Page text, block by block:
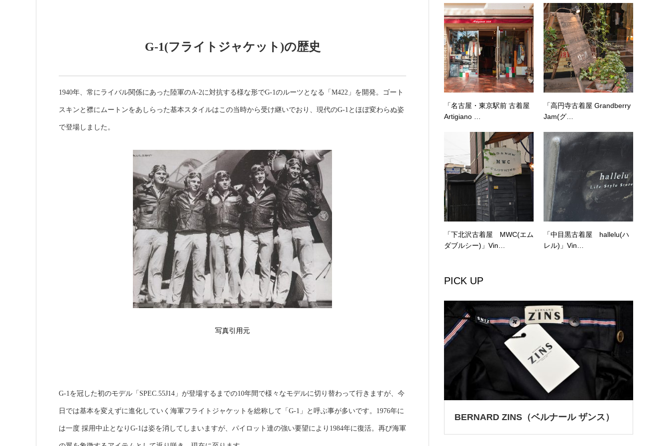
G-1(フライトジャケット)の歴史
1940年、常にライバル関係にあった陸軍のA-2に対抗する様な形でG-1のルーツとなる「M422 」を開発。 ゴート
スキンと襟にムートンをあしらった基本スタイルはこの当時から受け継いでおり、 現代のG-1 とほぼ変わらぬ姿
で登場しました。
写真引用元
G-1を冠した初のモデル「SPEC.55J14」が登場するまでの10年間で様々なモデルに切り替わって行きますが、今
日では基本を変えずに進化していく海軍フライトジャケットを総称して「G-1」と呼ぶ事が多いです。1976年に
は一度 採用中止となりG-1は姿を消してしまいますが、 パイロット達の強い要望により 1984年に復活。 再び海軍
「名古屋・東京駅前 古着屋
Artigiano …
「高円寺古着屋 Grandberry
Jam(グ…
「下北沢古着屋 MWC(エム
ダブルシー)」Vin…
「中目黒古着屋 hallelu(ハ
レル)」Vin…
PICK UP
BERNARD ZINS（ベルナール ザンス）